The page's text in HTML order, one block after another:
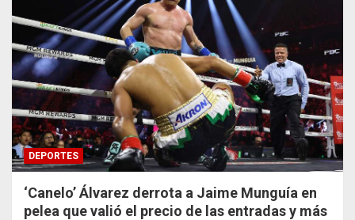
DEPORTES
‘Canelo’ Álvarez derrota a Jaime Munguía en
pelea que valió el precio de las entradas y más